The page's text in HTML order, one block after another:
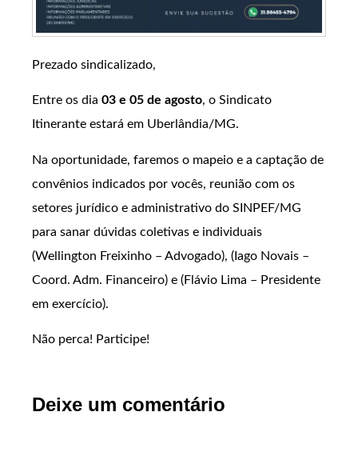
Prezado sindicalizado,
Entre os dia 03 e 05 de agosto, o Sindicato
Itinerante estará em Uberlândia/MG.
Na oportunidade, faremos o mapeio e a captação de
convênios indicados por vocês, reunião com os
setores jurídico e administrativo do SINPEF/MG
para sanar dúvidas coletivas e individuais
(Wellington Freixinho – Advogado), (Iago Novais –
Coord. Adm. Financeiro) e (Flávio Lima – Presidente
em exercício).
Não perca! Participe!
Deixe um comentário